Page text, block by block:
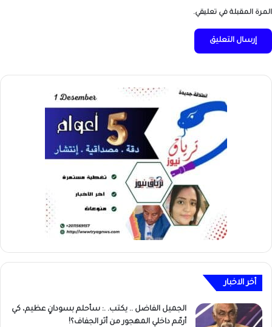
المرة المقبلة في تعليقي.
أخر الاخبار
الجميل الفاضل .. يكتب. .: سأحلم بسودانٍ عظيم، كي
أرمّم داخلي المهجور من أثر الجفاف؟!